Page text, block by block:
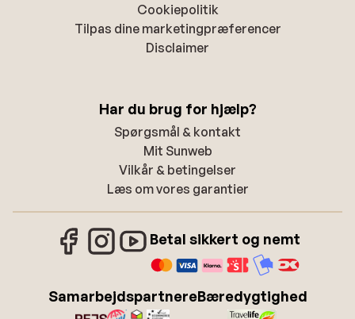
Cookiepolitik
Tilpas dine marketingpræferencer
Disclaimer
Har du brug for hjælp?
Spørgsmål & kontakt
Mit Sunweb
Vilkår & betingelser
Læs om vores garantier
Betal sikkert og nemt
SamarbejdspartnereBæredygtighed